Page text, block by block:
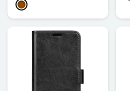
Marron